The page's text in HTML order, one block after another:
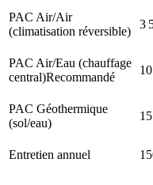
PAC Air/Air
(climatisation réversible)
3
PAC Air/Eau (chauffage
central)Recommandé
PAC Géothermique
(sol/eau)
Entretien annuel